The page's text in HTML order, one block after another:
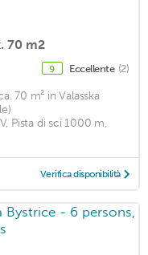
70 m2
9 Eccellente (2)
70 m² in Valasska
Pista di sci 1000 m,
Verifica disponibilità